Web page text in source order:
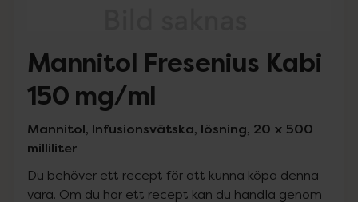
Mannitol Fresenius Kabi
150 mg/ml
Mannitol, Infusionsvätska, lösning, 20 x 500
milliliter
Du behöver ett recept för att kunna köpa denna
vara. Om du har ett recept kan du handla genom